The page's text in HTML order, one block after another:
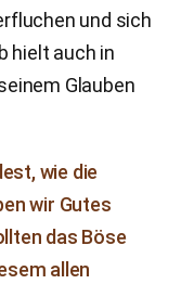
und sich
hielt auch in
Glauben
wie die
wir Gutes
das Böse
allen